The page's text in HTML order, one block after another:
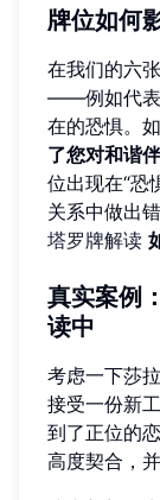
牌位如何
在我们的六
——例如代表
在的恐惧。
了您对和谐
位出现在“恐
关系中做出
塔罗牌解读
真实案例
读中
考虑一下莎
接受一份新
到了正位的
高度契合，